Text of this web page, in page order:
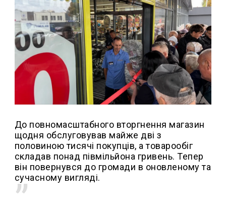
До повномасштабного вторгнення магазин
щодня обслуговував майже дві з
половиною тисячі покупців, а товарообіг
складав понад півмільйона гривень. Тепер
він повернувся до громади в оновленому та
сучасному вигляді.